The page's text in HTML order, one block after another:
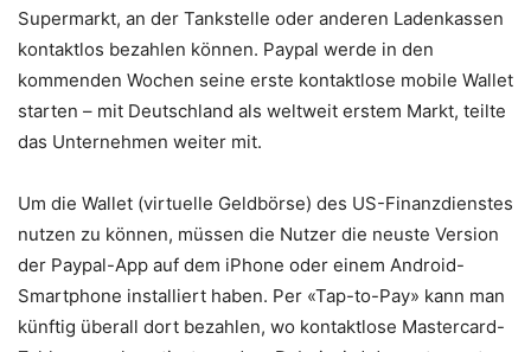
Supermarkt, an der Tankstelle oder anderen Ladenkassen
kontaktlos bezahlen können. Paypal werde in den
kommenden Wochen seine erste kontaktlose mobile Wallet
starten – mit Deutschland als weltweit erstem Markt, teilte
das Unternehmen weiter mit.
Um die Wallet (virtuelle Geldbörse) des US-Finanzdienstes
nutzen zu können, müssen die Nutzer die neuste Version
der Paypal-App auf dem iPhone oder einem Android-
Smartphone installiert haben. Per «Tap-to-Pay» kann man
künftig überall dort bezahlen, wo kontaktlose Mastercard-